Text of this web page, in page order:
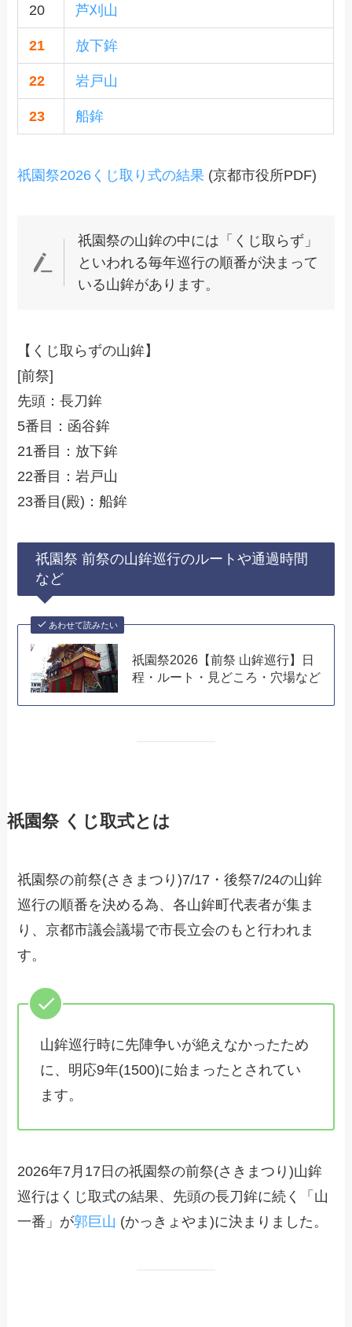
20 芦刈山
21 放下鉾
22 岩戸山
23 船鉾
祇園祭2026くじ取り式の結果 (京都市役所PDF)
祇園祭の山鉾の中には「くじ取らず」
といわれる毎年巡行の順番が決まって
いる山鉾があります。
【くじ取らずの山鉾】
[前祭]
先頭：長刀鉾
5番目：函谷鉾
21番目：放下鉾
22番目：岩戸山
23番目(殿)：船鉾
祇園祭 前祭の山鉾巡行のルートや通過時間
など
あわせて読みたい
祇園祭2026【前祭 山鉾巡行】日
程・ルート・見どころ・穴場など
祇園祭 くじ取式とは
祇園祭の前祭(さきまつり)7/17・後祭7/24の山鉾
巡行の順番を決める為、各山鉾町代表者が集ま
り、京都市議会議場で市長立会のもと行われま
す。
山鉾巡行時に先陣争いが絶えなかったため
に、明応9年(1500)に始まったとされてい
ます。
2026年7月17日の祇園祭の前祭(さきまつり)山鉾
巡行はくじ取式の結果、先頭の長刀鉾に続く「山
一番」が郭巨山 (かっきょやま)に決まりました。